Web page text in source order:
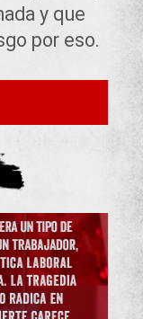
y que
por eso.